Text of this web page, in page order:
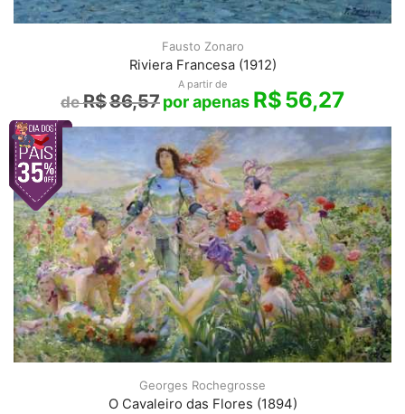
Fausto Zonaro
Riviera Francesa (1912)
A partir de
R$86,57 R$56,27
Georges Rochegrosse
O Cavaleiro das Flores (1894)